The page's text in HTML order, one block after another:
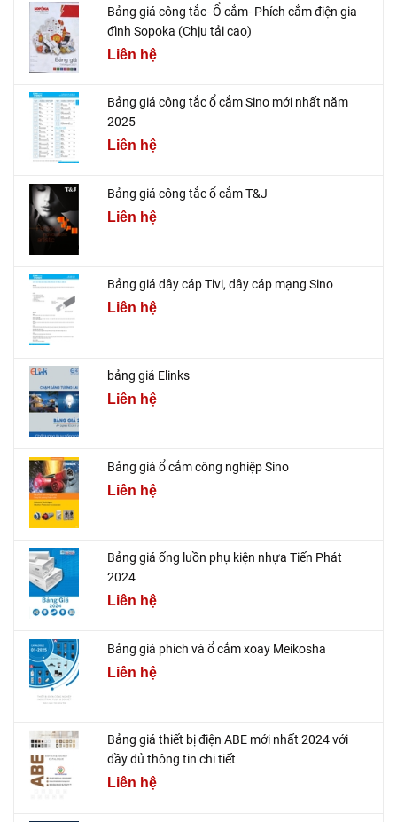
Bảng giá công tắc- Ổ cắm- Phích cắm điện gia
đình Sopoka (Chịu tải cao)
Liên hệ
Bảng giá công tắc ổ cắm Sino mới nhất năm
2025
Liên hệ
Bảng giá công tắc ổ cắm T&J
Liên hệ
Bảng giá dây cáp Tivi, dây cáp mạng Sino
Liên hệ
bảng giá Elinks
Liên hệ
Bảng giá ổ cắm công nghiệp Sino
Liên hệ
Bảng giá ống luồn phụ kiện nhựa Tiến Phát
2024
Liên hệ
Bảng giá phích và ổ cắm xoay Meikosha
Liên hệ
Bảng giá thiết bị điện ABE mới nhất 2024 với
đầy đủ thông tin chi tiết
Liên hệ